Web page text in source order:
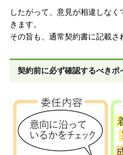
したがって、意見が相違しな
きます。
その旨も、通常契約書に記載さ
契約前に必ず確認するべきポ